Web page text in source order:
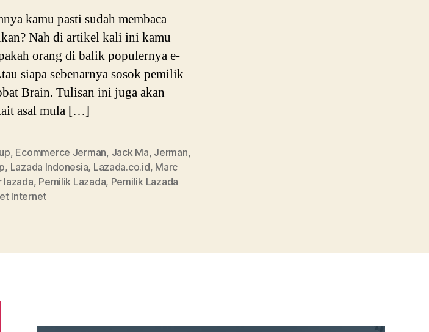
kamu pasti sudah membaca
Nah di artikel kali ini kamu
orang di balik populernya e-
siapa sebenarnya sosok pemilik
Brain. Tulisan ini juga akan
asal mula […]
, Ecommerce Jerman, Jack Ma, Jerman,
, Lazada Indonesia, Lazada.co.id, Marc
lazada, Pemilik Lazada, Pemilik Lazada
Internet